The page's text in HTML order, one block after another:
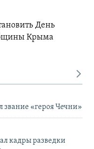
День
Крыма
«героя Чечни»
кадры разведки